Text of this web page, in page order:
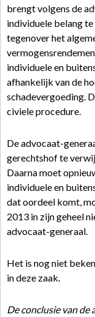
brengt volgens de
individuele belang
tegenover het
individuele en
afhankelijk van de
schadevergoeding.
civiele procedure.
De advocaat-
gerechtshof te
Daarna moet
individuele en
dat oordeel komt,
2013 in zijn geheel
advocaat-generaal.
Het is nog niet
in deze zaak.
De conclusie van de